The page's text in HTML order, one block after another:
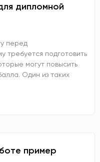
дипломной
перед
требуется подготовить
могут повысить
Один из таких
пример